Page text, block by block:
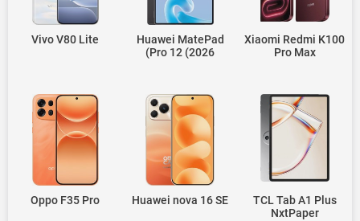
Xiaomi Redmi K100
Pro Max
Huawei MatePad
Pro 12 (2026)
Vivo V80 Lite
TCL Tab A1 Plus
NxtPaper
Huawei nova 16 SE
Oppo F35 Pro